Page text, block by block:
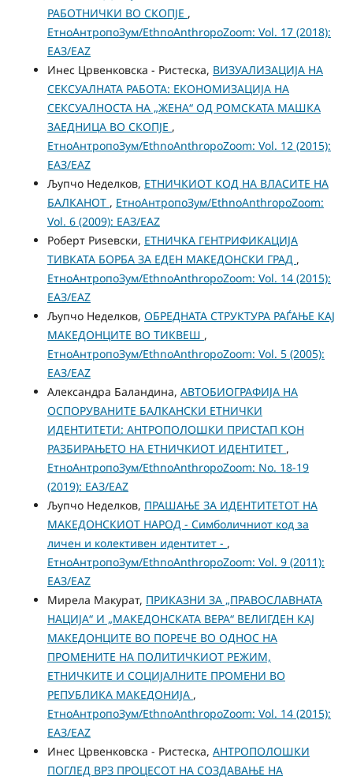
РАБОТНИЧКИ ВО СКОПЈЕ ,
ЕтноАнтропоЗум/EthnoAnthropoZoom: Vol. 17 (2018):
ЕАЗ/EAZ
Инес Црвенковска - Ристеска, ВИЗУАЛИЗАЦИЈА НА
СЕКСУАЛНАТА РАБОТА: ЕКОНОМИЗАЦИЈА НА
СЕКСУАЛНОСТА НА „ЖЕНА“ ОД РОМСКАТА МАШКА
ЗАЕДНИЦА ВО СКОПЈЕ ,
ЕтноАнтропоЗум/EthnoAnthropoZoom: Vol. 12 (2015):
ЕАЗ/EAZ
Љупчо Неделков, ЕТНИЧКИОТ КОД НА ВЛАСИТЕ НА
БАЛКАНОТ , ЕтноАнтропоЗум/EthnoAnthropoZoom:
Vol. 6 (2009): ЕАЗ/EAZ
Роберт Риѕевски, ЕТНИЧКА ГЕНТРИФИКАЦИЈА
ТИВКАТА БОРБА ЗА ЕДЕН МАКЕДОНСКИ ГРАД ,
ЕтноАнтропоЗум/EthnoAnthropoZoom: Vol. 14 (2015):
ЕАЗ/EAZ
Љупчо Неделков, ОБРЕДНАТА СТРУКТУРА РАЃАЊЕ КАЈ
МАКЕДОНЦИТЕ ВО ТИКВЕШ ,
ЕтноАнтропоЗум/EthnoAnthropoZoom: Vol. 5 (2005):
ЕАЗ/EAZ
Александра Баландина, АВТОБИОГРАФИЈА НА
ОСПОРУВАНИТЕ БАЛКАНСКИ ЕТНИЧКИ
ИДЕНТИТЕТИ: АНТРОПОЛОШКИ ПРИСТАП КОН
РАЗБИРАЊЕТО НА ЕТНИЧКИОТ ИДЕНТИТЕТ ,
ЕтноАнтропоЗум/EthnoAnthropoZoom: No. 18-19
(2019): ЕАЗ/EAZ
Љупчо Неделков, ПРАШАЊЕ ЗА ИДЕНТИТЕТОТ НА
МАКЕДОНСКИОТ НАРОД - Симболичниот код за
личен и колективен идентитет - ,
ЕтноАнтропоЗум/EthnoAnthropoZoom: Vol. 9 (2011):
ЕАЗ/EAZ
Мирела Макурат, ПРИКАЗНИ ЗА „ПРАВОСЛАВНАТА
НАЦИЈА“ И „МАКЕДОНСКАТА ВЕРА“ ВЕЛИГДЕН КАЈ
МАКЕДОНЦИТЕ ВО ПОРЕЧЕ ВО ОДНОС НА
ПРОМЕНИТЕ НА ПОЛИТИЧКИОТ РЕЖИМ,
ЕТНИЧКИТЕ И СОЦИЈАЛНИТЕ ПРОМЕНИ ВО
РЕПУБЛИКА МАКЕДОНИЈА ,
ЕтноАнтропоЗум/EthnoAnthropoZoom: Vol. 14 (2015):
ЕАЗ/EAZ
Инес Црвенковска - Ристеска, АНТРОПОЛОШКИ
ПОГЛЕД ВРЗ ПРОЦЕСОТ НА СОЗДАВАЊЕ НА